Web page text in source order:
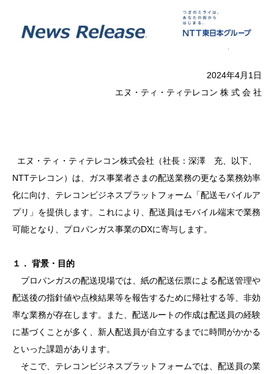
2024年4月1日
エヌ・ティ・ティテレコン 株 式 会 社
エヌ・ティ・ティテレコン株式会社（社長：深澤 充、以下、
NTTテレコン）は、ガス事業者さまの配送業務の更なる業務効率
化に向け、テレコンビジネスプラットフォーム「配送モバイルア
プリ」を提供します。これにより、配送員はモバイル端末で業務
可能となり、プロパンガス事業のDXに寄与します。
１． 背景・目的
プロパンガスの配送現場では、紙の配送伝票による配送管理や
配送後の指針値や点検結果等を報告するために帰社する等、非効
率な業務が存在します。また、配送ルートの作成は配送員の経験
に基づくことが多く、新人配送員が自立するまでに時間がかかる
といった課題があります。
そこで、テレコンビジネスプラットフォームでは、配送員の業